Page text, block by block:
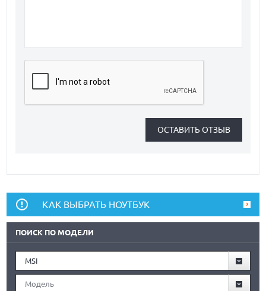
КАК ВЫБРАТЬ НОУТБУК
ПОИСК ПО МОДЕЛИ
MSI
Модель